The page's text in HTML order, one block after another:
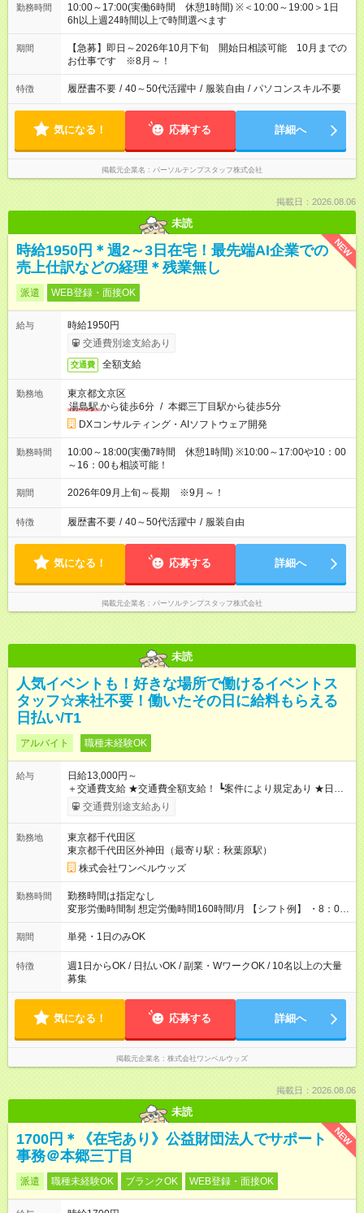
勤務時間
10:00～17:00(実働6時間 休憩1時間) ※＜10:00～19:00＞1日
6h以上週24時間以上で時間選べます
期間
【急募】即日～2026年10月下旬 開始日相談可能 10月までの
お仕事です ※8月～！
特徴 履歴書不要 / 40～50代活躍中 / 服装自由 / パソコンスキル不要
気になる！ 応募する 詳細へ
掲載元企業名 パーソルテンプスタッフ株式会社
掲載日：2026.08.06
未読
NEW
時給1950円＊週2～3日在宅！最先端AI企業での
売上仕訳などの経理＊残業無し
派遣 WEB登録・面接OK
給与
時給1950円
交通費別途支給あり
交通費 全額支給
勤務地
東京都文京区
湯島駅から徒歩6分 / 本郷三丁目駅から徒歩5分
DXコンサルティング・AIソフトウェア開発
勤務時間
10:00～18:00(実働7時間 休憩1時間) ※10:00～17:00や10：00
～16：00も相談可能！
期間 2026年09月上旬～長期 ※9月～！
特徴 履歴書不要 / 40～50代活躍中 / 服装自由
気になる！ 応募する 詳細へ
掲載元企業名 パーソルテンプスタッフ株式会社
未読
人気イベントも！好きな場所で働けるイベントス
タッフ☆来社不要！働いたその日に給料もらえる
日払い/T1
アルバイト 職種未経験OK
給与
日給13,000円～
＋交通費支給 ★交通費全額支給！ ┗案件により規定あり ★日払
いOK！（規定あり） ┗働いたその日に現金GET♪ お仕事後はコ
ンビニATMから 日払い分を引き落とせます！ 【試用期間】試
交通費別途支給あり
勤務地
東京都千代田区
東京都千代田区外神田（最寄り駅：秋葉原駅）
株式会社ワンベルウッズ
勤務時間
勤務時間は指定なし
変形労働時間制 想定労働時間160時間/月 【シフト例】 ・8：00
～21：00
期間 単発・1日のみOK
特徴
週1日からOK / 日払いOK / 副業・WワークOK / 10名以上の大量
募集
気になる！ 応募する 詳細へ
掲載元企業名 株式会社ワンベルウッズ
掲載日：2026.08.06
未読
NEW
1700円＊《在宅あり》公益財団法人でサポート
事務＠本郷三丁目
派遣 職種未経験OK ブランクOK WEB登録・面接OK